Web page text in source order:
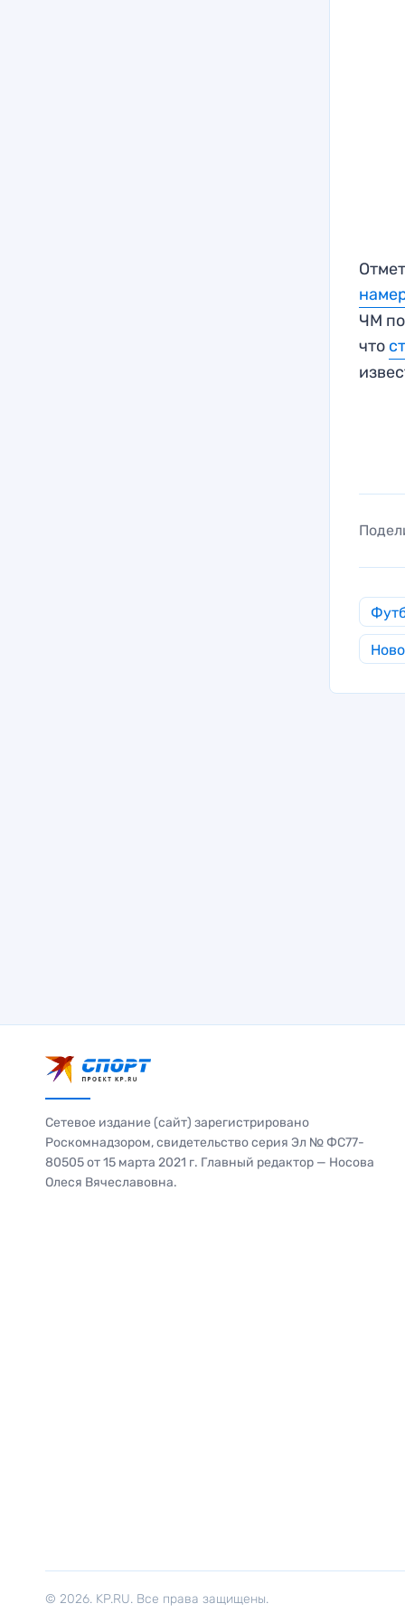
ЧМ
что
Сетевое издание (сайт) зарегистрировано
Роскомнадзором, свидетельство серия Эл № ФС77-
80505 от 15 марта 2021 г. Главный редактор — Носова
Олеся Вячеславовна.
© 2026. KP.RU. Все права защищены.